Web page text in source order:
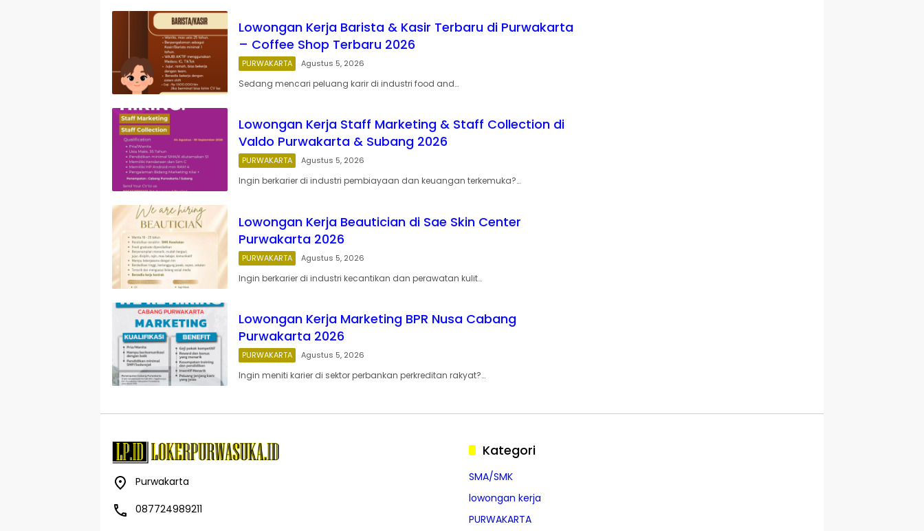
Lowongan Kerja Barista & Kasir Terbaru di Purwakarta
– Coffee Shop Terbaru 2026
PURWAKARTA Agustus 5, 2026
Sedang mencari peluang karir di industri food and…
Lowongan Kerja Staff Marketing & Staff Collection di
Valdo Purwakarta & Subang 2026
PURWAKARTA Agustus 5, 2026
Ingin berkarier di industri pembiayaan dan keuangan terkemuka?…
Lowongan Kerja Beautician di Sae Skin Center
Purwakarta 2026
PURWAKARTA Agustus 5, 2026
Ingin berkarier di industri kecantikan dan perawatan kulit…
Lowongan Kerja Marketing BPR Nusa Cabang
Purwakarta 2026
PURWAKARTA Agustus 5, 2026
Ingin meniti karier di sektor perbankan perkreditan rakyat?…
Purwakarta
087724989211
Kategori
SMA/SMK
lowongan kerja
PURWAKARTA